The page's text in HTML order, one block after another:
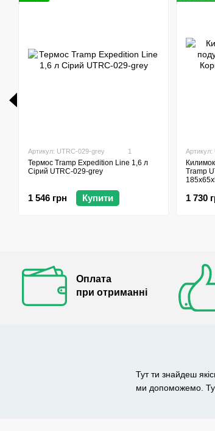
Артикул: UTRC-029-grey 1
Термос Tramp Expedition Line 1,6 л
Сірий UTRC-029-grey
1 546 грн Купити
Артикул:
Tramp
1 730
Оплата
при отриманні
Тут ти знайдеш
ми допоможемо.